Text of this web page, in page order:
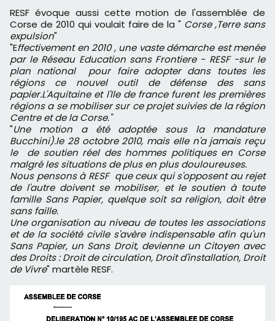
RESF évoque aussi cette motion de l'assemblée de
Corse de 2010 qui voulait faire de la " Corse ,Terre sans
expulsion"
"Effectivement en 2010 , une vaste démarche est menée
par le Réseau Education sans Frontiere - RESF -sur le
plan national pour faire adopter dans toutes les
régions ce nouvel outil de défense des sans
papier.L'Aquitaine et l'Ile de france furent les premières
régions a se mobiliser sur ce projet suivies de la région
Centre et de la Corse."
"Une motion a été adoptée sous la mandature
Bucchini).le 28 octobre 2010, mais elle n'a jamais reçu
le de soutien réel des hommes politiques en Corse
malgré les situations de plus en plus douloureuses.
Nous pensons à RESF que ceux qui s'opposent au rejet
de l'autre doivent se mobiliser, et le soutien à toute
famille Sans Papier, quelque soit sa religion, doit être
sans faille.
Une organisation au niveau de toutes les associations
et de la société civile s'avère indispensable afin qu'un
Sans Papier, un Sans Droit, devienne un Citoyen avec
des Droits : Droit de circulation, Droit d'installation, Droit
de Vivre" martèle RESF.